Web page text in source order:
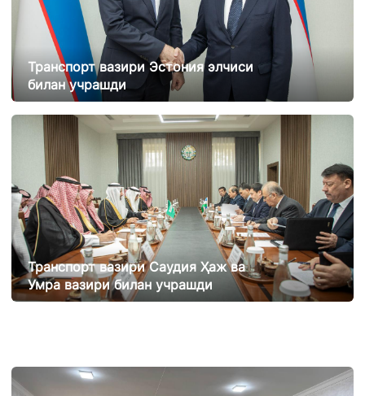
Транспорт вазири Эстония элчиси
билан учрашди
Транспорт вазири Саудия Ҳаж ва
Умра вазири билан учрашди